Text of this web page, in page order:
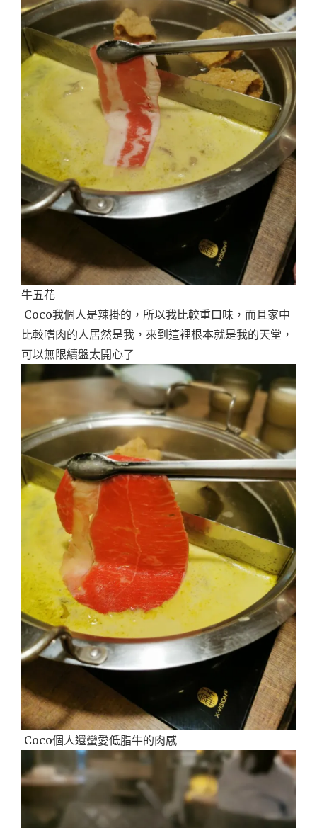
牛五花
Coco我個人是辣掛的，所以我比較重口味，而且家中
比較嗜肉的人居然是我，來到這裡根本就是我的天堂，
可以無限續盤太開心了
Coco個人還蠻愛低脂牛的肉感